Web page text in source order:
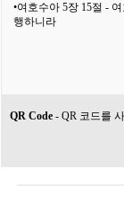
•여호수아 5장 15절 -
행하니라
QR Code - QR 코드를